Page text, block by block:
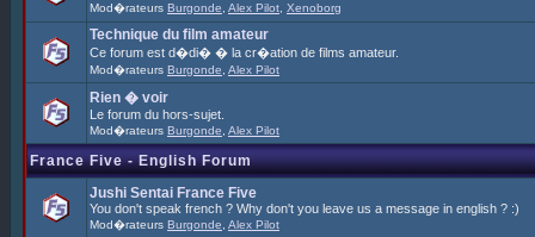
Mod�rateurs Burgonde Alex Pilot Xenoborg
Technique du film amateur
Ce forum est d�di� � la cr�ation de films amateur.
Mod�rateurs Burgonde Alex Pilot
Rien � voir
Le forum du hors-sujet.
Mod�rateurs Burgonde Alex Pilot
France Five - English Forum
Jushi Sentai France Five
You don't speak french ? Why don't you leave us a message in english ? :)
Mod�rateurs Burgonde Alex Pilot